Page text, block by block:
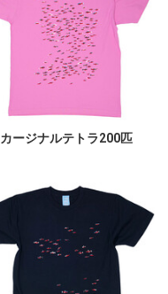
カージナルテトラ200匹